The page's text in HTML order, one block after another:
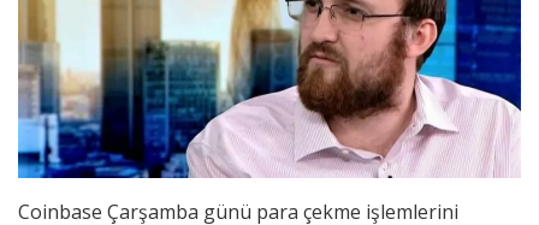
Coinbase Çarşamba günü para çekme işlemlerini